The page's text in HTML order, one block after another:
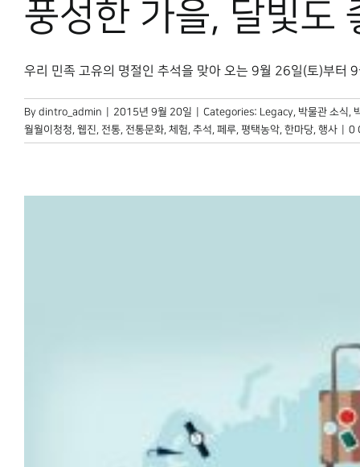
풍성한 가을, 달빛도
우리 민족 고유의 명절인 추석을 맞아 오는 9월 26일(토)부터
By dintro_admin 2015년 9월 20일 Categories: Legacy, 박물관 소식,
월월이청청, 웹진, 전통, 전통문화, 체험, 추석, 페루, 평택농악, 한마당, 행사 0